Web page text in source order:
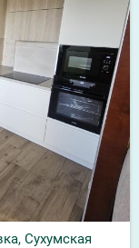
Сухумская